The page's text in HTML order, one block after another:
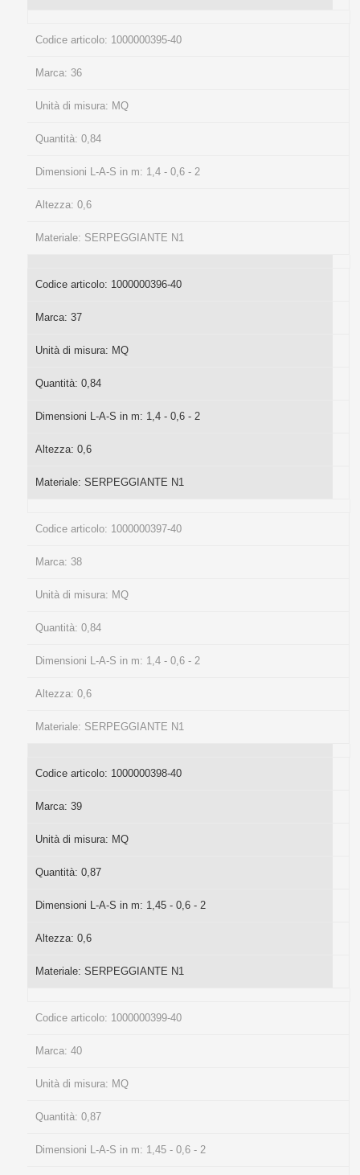
Codice articolo: 1000000395-40
Marca: 36
Unità di misura: MQ
Quantità: 0,84
Dimensioni L-A-S in m: 1,4 - 0,6 - 2
Altezza: 0,6
Materiale: SERPEGGIANTE N1
Codice articolo: 1000000396-40
Marca: 37
Unità di misura: MQ
Quantità: 0,84
Dimensioni L-A-S in m: 1,4 - 0,6 - 2
Altezza: 0,6
Materiale: SERPEGGIANTE N1
Codice articolo: 1000000397-40
Marca: 38
Unità di misura: MQ
Quantità: 0,84
Dimensioni L-A-S in m: 1,4 - 0,6 - 2
Altezza: 0,6
Materiale: SERPEGGIANTE N1
Codice articolo: 1000000398-40
Marca: 39
Unità di misura: MQ
Quantità: 0,87
Dimensioni L-A-S in m: 1,45 - 0,6 - 2
Altezza: 0,6
Materiale: SERPEGGIANTE N1
Codice articolo: 1000000399-40
Marca: 40
Unità di misura: MQ
Quantità: 0,87
Dimensioni L-A-S in m: 1,45 - 0,6 - 2